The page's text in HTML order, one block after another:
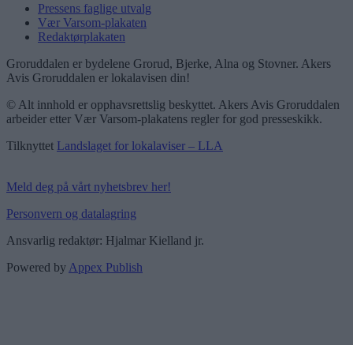
Pressens faglige utvalg
Vær Varsom-plakaten
Redaktørplakaten
Groruddalen er bydelene Grorud, Bjerke, Alna og Stovner. Akers
Avis Groruddalen er lokalavisen din!
© Alt innhold er opphavsrettslig beskyttet. Akers Avis Groruddalen
arbeider etter Vær Varsom-plakatens regler for god presseskikk.
Tilknyttet Landslaget for lokalaviser – LLA
Meld deg på vårt nyhetsbrev her!
Personvern og datalagring
Ansvarlig redaktør: Hjalmar Kielland jr.
Powered by Appex Publish